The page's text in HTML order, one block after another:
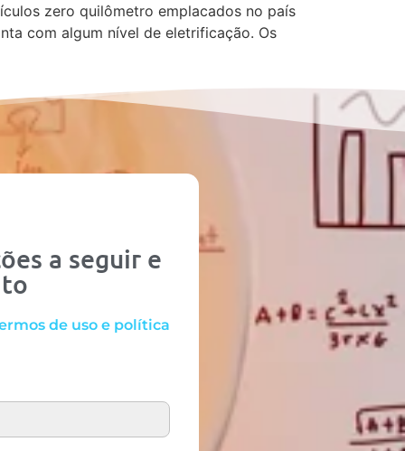
zero quilômetro emplacados no país
com algum nível de eletrificação. Os
a seguir e
de uso e política